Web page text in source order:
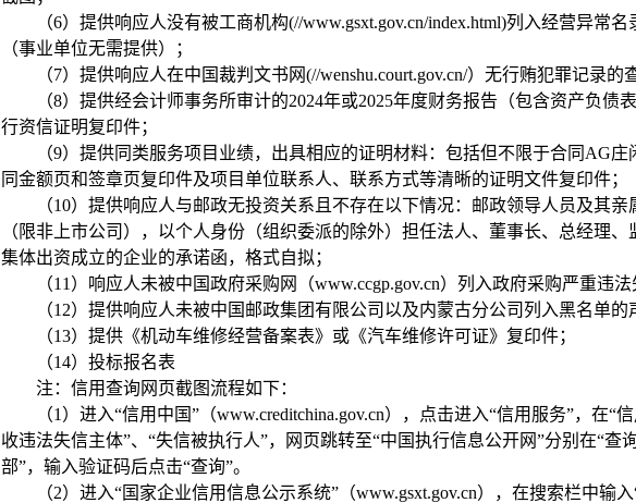
（6）提供响应人没有被工商机构(//www.gsxt.gov.cn/index.html)列入经营异常
（事业单位无需提供）；
（7）提供响应人在中国裁判文书网(//wenshu.court.gov.cn/）无行贿犯罪记录的
（8）提供经会计师事务所审计的2024年或2025年度财务报告（包含资产负债
行资信证明复印件；
（9）提供同类服务项目业绩，出具相应的证明材料：包括但不限于合同AG
同金额页和签章页复印件及项目单位联系人、联系方式等清晰的证明文件复印件；
（10）提供响应人与邮政无投资关系且不存在以下情况：邮政领导人员及其
（限非上市公司），以个人身份（组织委派的除外）担任法人、董事长、总经理
集体出资成立的企业的承诺函，格式自拟；
（11）响应人未被中国政府采购网（www.ccgp.gov.cn）列入政府采购严重违
（12）提供响应人未被中国邮政集团有限公司以及内蒙古分公司列入黑名单的
（13）提供《机动车维修经营备案表》或《汽车维修许可证》复印件；
（14）投标报名表
注：信用查询网页截图流程如下：
（1）进入“信用中国”（www.creditchina.gov.cn），点击进入“信用服务”，在“
收违法失信主体”、“失信被执行人”，网页跳转至“中国执行信息公开网”分别在“查
部”，输入验证码后点击“查询”。
（2）进入“国家企业信用信息公示系统”（www.gsxt.gov.cn），在搜索栏中输